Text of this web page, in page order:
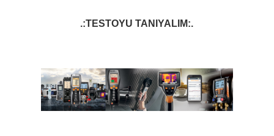
.:TESTOYU TANIYALIM:.